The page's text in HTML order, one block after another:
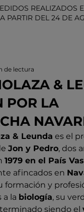
REALIZADOS
PARTIR DEL 24 DE
&
POR LA
de lectura
& Leunda es el
Jon y Pedro, dos
1979 en el País
afincados en
formación y
a la biología, su
siendo el